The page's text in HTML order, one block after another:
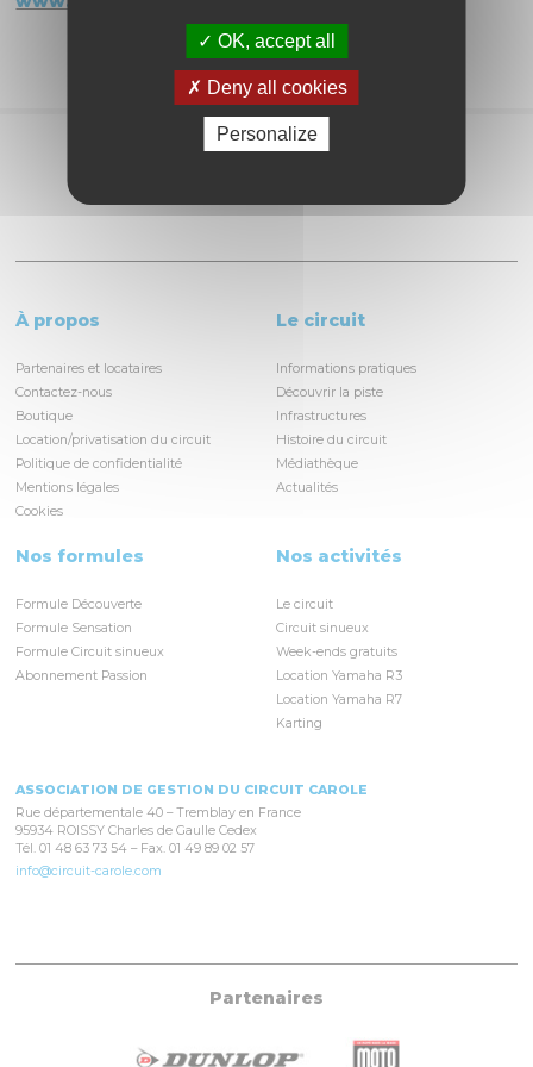
Partagez
À propos
Partenaires et locataires
Contactez-nous
Boutique
Location/privatisation du circuit
Politique de confidentialité
Mentions légales
Cookies
Le circuit
Informations pratiques
Découvrir la piste
Infrastructures
Histoire du circuit
Médiathèque
Actualités
Nos formules
Formule Découverte
Formule Sensation
Formule Circuit sinueux
Abonnement Passion
Nos activités
Le circuit
Circuit sinueux
Week-ends gratuits
Location Yamaha R3
Location Yamaha R7
Karting
ASSOCIATION DE GESTION DU CIRCUIT CAROLE
Rue départementale 40 – Tremblay en France
95934 ROISSY Charles de Gaulle Cedex
Tél. 01 48 63 73 54 – Fax. 01 49 89 02 57
info@circuit-carole.com
Partenaires
OK, accept all
Deny all cookies
Personalize